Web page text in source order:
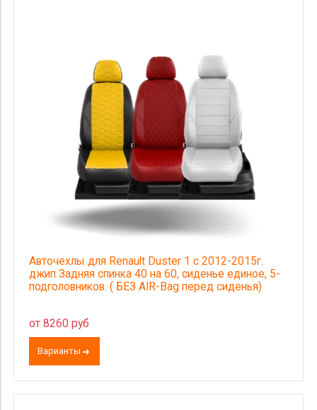
Авточехлы для Renault Duster 1 с 2012-2015г.
джип Задняя спинка 40 на 60, сиденье единое, 5-
подголовников. ( БЕЗ AIR-Bag перед сиденья)
от 8260 руб
Варианты